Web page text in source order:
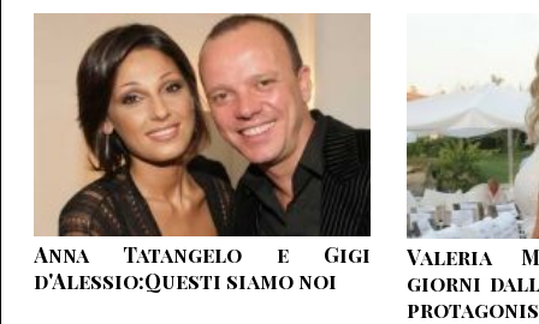
Anna Tatangelo e Gigi
d'Alessio:Questi siamo noi
Valeria
giorni